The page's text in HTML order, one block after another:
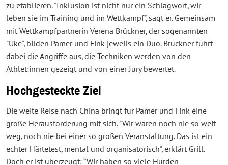
zu etablieren. "Inklusion ist nicht nur ein Schlagwort, wir
leben sie im Training und im Wettkampf", sagt er. Gemeinsam
mit Wettkampfpartnerin Verena Brückner, der sogenannten
"Uke", bilden Pamer und Fink jeweils ein Duo. Brückner führt
dabei die Angriffe aus, die Techniken werden von den
Athlet:innen gezeigt und von einer Jury bewertet.
Hochgesteckte Ziel
Die weite Reise nach China bringt für Pamer und Fink eine
große Herausforderung mit sich. "Wir waren noch nie so weit
weg, noch nie bei einer so großen Veranstaltung. Das ist ein
echter Härtetest, mental und organisatorisch", erklärt Grill.
Doch er ist überzeugt: “Wir haben so viele Hürden